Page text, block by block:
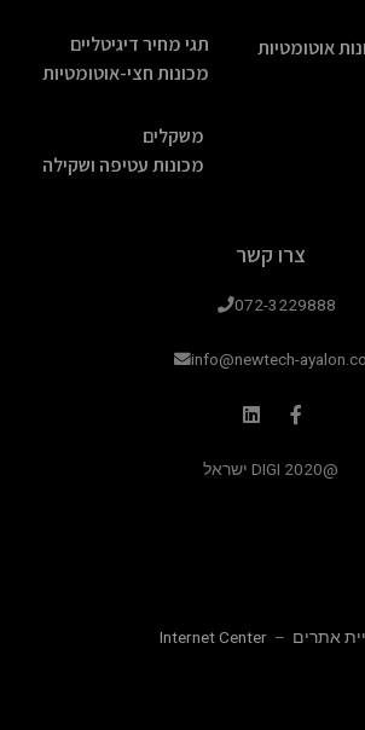
אוטומטיות
תגי מחיר דיגיטליים
מכונות חצי-אוטומטיות
משקלים
מכונות עטיפה ושקילה
צרו קשר
072-3229888
info@newtech-
@2020 DIGI ישראל
אתרים –
Internet Center